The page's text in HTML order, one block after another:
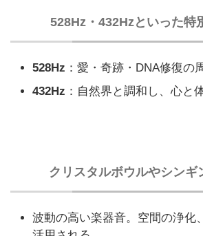
528Hz・432Hzといった特
528Hz ：愛・奇跡・DNA修復の
432Hz ：自然界と調和し、心と
クリスタルボウルやシンギ
波動の高い楽器音。空間の浄化